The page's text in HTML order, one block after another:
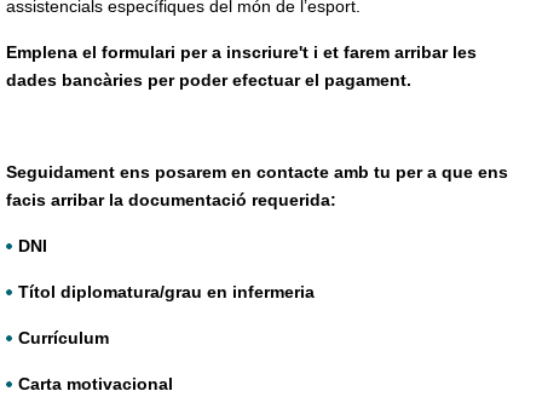
assistencials específiques del món de l’esport.
Emplena el formulari per a inscriure't i et farem arribar les
dades bancàries per poder efectuar el pagament.
Seguidament ens posarem en contacte amb tu per a que ens
facis arribar la documentació requerida:
DNI
Títol diplomatura/grau en infermeria
Currículum
Carta motivacional